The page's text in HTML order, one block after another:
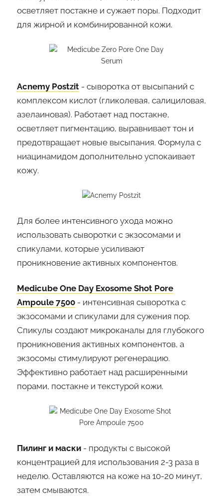
осветляет постакне и сужает поры. Подходит
для жирной и комбинированной кожи.
Acnemy Postzit - сыворотка от высыпаний с
комплексом кислот (гликолевая, салициловая,
азелаиновая). Работает над постакне,
осветляет пигментацию, выравнивает тон и
предотвращает новые высыпания. Формула с
ниацинамидом дополнительно успокаивает
кожу.
Для более интенсивного ухода можно
использовать сыворотки с экзосомами и
спикулами, которые усиливают
проникновение активных компонентов.
Medicube One Day Exosome Shot Pore
Ampoule 7500 - интенсивная сыворотка с
экзосомами и спикулами для сужения пор.
Спикулы создают микроканалы для глубокого
проникновения активных компонентов, а
экзосомы стимулируют регенерацию.
Эффективно работает над расширенными
порами, постакне и текстурой кожи.
Пилинг и маски - продукты с высокой
концентрацией для использования 2-3 раза в
неделю. Оставляются на коже на 10-20 минут,
затем смываются.